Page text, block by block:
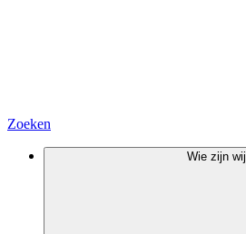
Zoeken
Wie zijn wij